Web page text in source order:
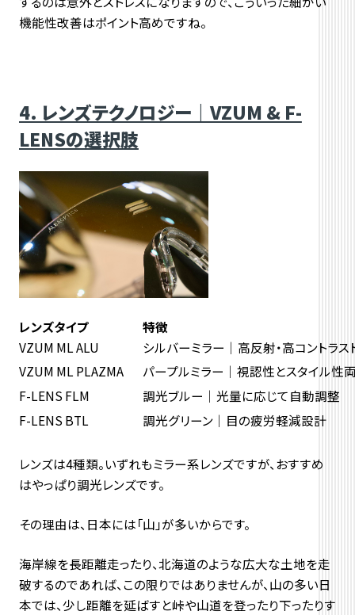
機能性改善はポイント高めですね。
4. レンズテクノロジー｜VZUM & F-
LENSの選択肢
レンズタイプ
特徴
VZUM ML ALU
シルバーミラー｜高反射・高コントラス
VZUM ML PLAZMA
パープルミラー｜視認性とスタイル性
F-LENS FLM
調光ブルー｜光量に応じて自動調整
F-LENS BTL
調光グリーン｜目の疲労軽減設計
レンズは4種類。いずれもミラー系レンズですが、おすすめ
はやっぱり調光レンズです。
その理由は、日本には「山」が多いからです。
海岸線を長距離走ったり、北海道のような広大な土地を走
破するのであれば、この限りではありませんが、山の多い日
本では、少し距離を延ばすと峠や山道を登ったり下ったりす